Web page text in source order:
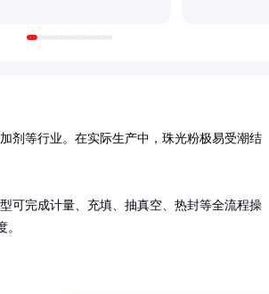
剂等行业。在实际生产中，珠光粉极易受潮结
可完成计量、充填、抽真空、热封等全流程操